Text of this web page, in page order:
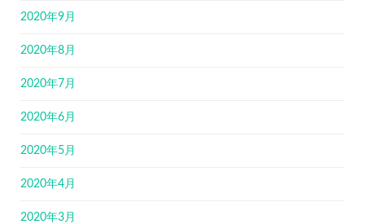
2020年9月
2020年8月
2020年7月
2020年6月
2020年5月
2020年4月
2020年3月